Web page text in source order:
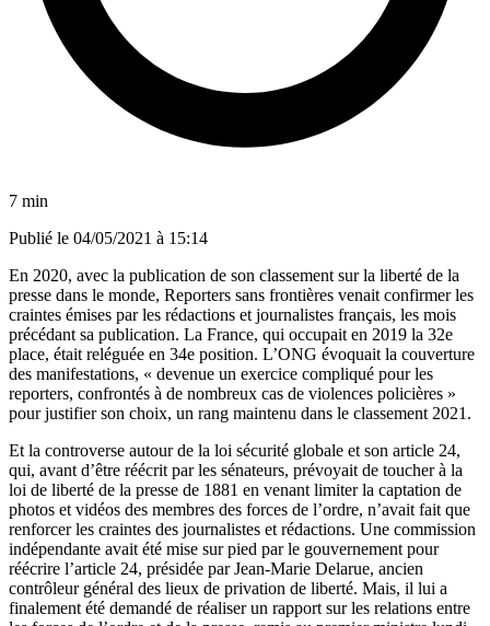
7 min
Publié le 04/05/2021 à 15:14
En 2020, avec la publication de son classement sur la liberté de la
presse dans le monde, Reporters sans frontières venait confirmer les
craintes émises par les rédactions et journalistes français, les mois
précédant sa publication. La France, qui occupait en 2019 la 32e
place, était reléguée en 34e position. L’ONG évoquait la couverture
des manifestations, « devenue un exercice compliqué pour les
reporters, confrontés à de nombreux cas de violences policières »
pour justifier son choix, un rang maintenu dans le classement 2021.
Et la controverse autour de la loi sécurité globale et son article 24,
qui, avant d’être réécrit par les sénateurs, prévoyait de toucher à la
loi de liberté de la presse de 1881 en venant limiter la captation de
photos et vidéos des membres des forces de l’ordre, n’avait fait que
renforcer les craintes des journalistes et rédactions. Une commission
indépendante avait été mise sur pied par le gouvernement pour
réécrire l’article 24, présidée par Jean-Marie Delarue, ancien
contrôleur général des lieux de privation de liberté. Mais, il lui a
finalement été demandé de réaliser un rapport sur les relations entre